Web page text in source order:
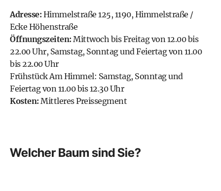
Adresse: Himmelstraße 125, 1190, Himmelstraße /
Ecke Höhenstraße
Öffnungszeiten: Mittwoch bis Freitag von 12.00 bis
22.00 Uhr, Samstag, Sonntag und Feiertag von 11.00
bis 22.00 Uhr
Frühstück Am Himmel: Samstag, Sonntag und
Feiertag von 11.00 bis 12.30 Uhr
Kosten: Mittleres Preissegment
Welcher Baum sind Sie?